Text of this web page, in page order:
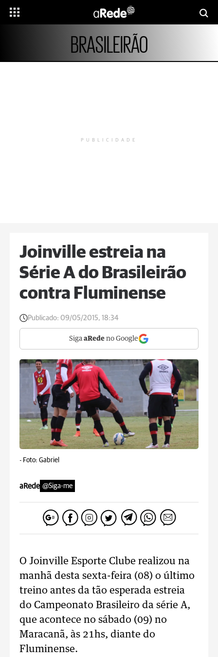
BRASILEIRÃO
PUBLICIDADE
Joinville estreia na
Série A do Brasileirão
contra Fluminense
Publicado: 09/05/2015, 18:34
Siga aRede no Google
- Foto: Gabriel
aRede @Siga-me
O Joinville Esporte Clube realizou na
manhã desta sexta-feira (08) o último
treino antes da tão esperada estreia
do Campeonato Brasileiro da série A,
que acontece no sábado (09) no
Maracanã, às 21hs, diante do
Fluminense.